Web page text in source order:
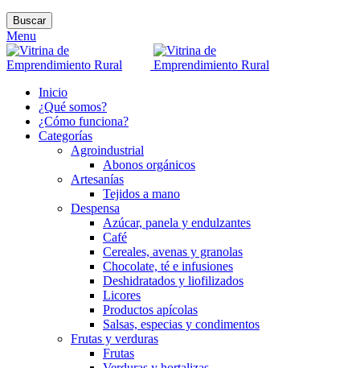
Buscar
Menu
Inicio
¿Qué somos?
¿Cómo funciona?
Categorías
Agroindustrial
Abonos orgánicos
Artesanías
Tejidos a mano
Despensa
Azúcar, panela y endulzantes
Café
Cereales, avenas y granolas
Chocolate, té e infusiones
Deshidratados y liofilizados
Licores
Productos apícolas
Salsas, especias y condimentos
Frutas y verduras
Frutas